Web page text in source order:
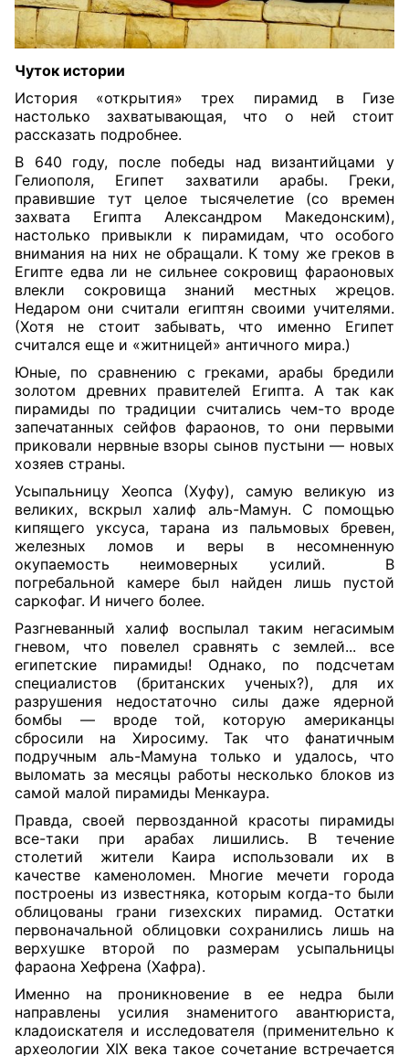
Чуток истории
История «открытия» трех пирамид в Гизе
настолько захватывающая, что о ней стоит
рассказать подробнее.
В 640 году, после победы над византийцами у
Гелиополя, Египет захватили арабы. Греки,
правившие тут целое тысячелетие (со времен
захвата Египта Александром Македонским),
настолько привыкли к пирамидам, что особого
внимания на них не обращали. К тому же греков в
Египте едва ли не сильнее сокровищ фараоновых
влекли сокровища знаний местных жрецов.
Недаром они считали египтян своими учителями.
(Хотя не стоит забывать, что именно Египет
считался еще и «житницей» античного мира.)
Юные, по сравнению с греками, арабы бредили
золотом древних правителей Египта. А так как
пирамиды по традиции считались чем-то вроде
запечатанных сейфов фараонов, то они первыми
приковали нервные взоры сынов пустыни — новых
хозяев страны.
Усыпальницу Хеопса (Хуфу), самую великую из
великих, вскрыл халиф аль-Мамун. С помощью
кипящего уксуса, тарана из пальмовых бревен,
железных ломов и веры в несомненную
окупаемость неимоверных усилий.
В
погребальной камере был найден лишь пустой
саркофаг. И ничего более.
Разгневанный халиф воспылал таким негасимым
гневом, что повелел сравнять с землей... все
египетские пирамиды! Однако, по подсчетам
специалистов (британских ученых?), для их
разрушения недостаточно силы даже ядерной
бомбы — вроде той, которую американцы
сбросили на Хиросиму. Так что фанатичным
подручным аль-Мамуна только и удалось, что
выломать за месяцы работы несколько блоков из
самой малой пирамиды Менкаура.
Правда, своей первозданной красоты пирамиды
все-таки при арабах лишились. В течение
столетий жители Каира использовали их в
качестве каменоломен. Многие мечети города
построены из известняка, которым когда-то были
облицованы грани гизехских пирамид. Остатки
первоначальной облицовки сохранились лишь на
верхушке второй по размерам усыпальницы
фараона Хефрена (Хафра).
Именно на проникновение в ее недра были
направлены усилия знаменитого авантюриста,
кладоискателя и исследователя (применительно к
археологии XIX века такое сочетание встречается